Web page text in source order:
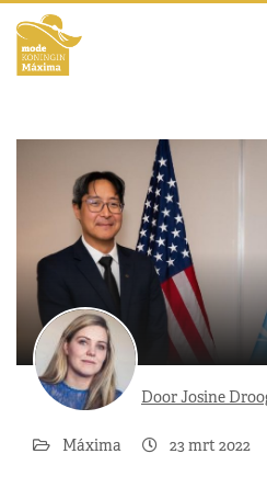
Door Josine
Máxima 23 mrt 2022